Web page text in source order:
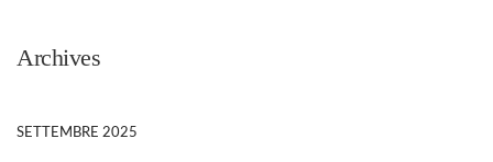
Archives
SETTEMBRE 2025